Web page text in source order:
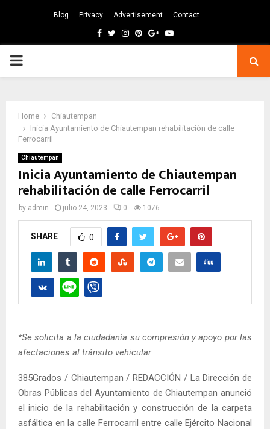
Blog Privacy Advertisement Contact
Facebook
TwitterInstagram
Pinterest
GoogleYoutube
PRIMARY
Home
Chiautempan
Inicia Ayuntamiento de Chiautempan rehabilitación de calle
Ferrocarril
Chiautempan
Inicia Ayuntamiento de Chiautempan
rehabilitación de calle Ferrocarril
by admin julio 24, 2023 0 1076
SHARE 0
*Se solicita a la ciudadanía su compresión y apoyo por las
afectaciones al tránsito vehicular.
385Grados / Chiautempan / REDACCIÓN / La Dirección de
Obras Públicas del Ayuntamiento de Chiautempan anunció
el inicio de la rehabilitación y construcción de la carpeta
asfáltica en la calle Ferrocarril entre calle Ejército Nacional